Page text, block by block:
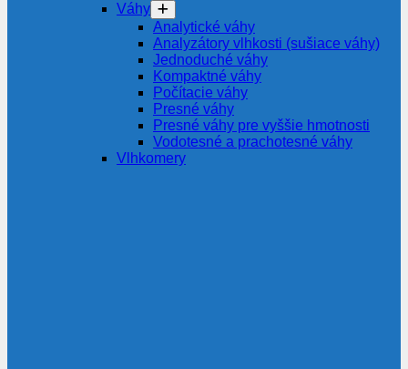
Váhy
Analytické váhy
Analyzátory vlhkosti (sušiace váhy)
Jednoduché váhy
Kompaktné váhy
Počítacie váhy
Presné váhy
Presné váhy pre vyššie hmotnosti
Vodotesné a prachotesné váhy
Vlhkomery